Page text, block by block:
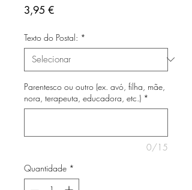
3,95 €Preço
Texto do Postal: *
Parentesco ou outro (ex. avó, filha, mãe,
nora, terapeuta, educadora, etc.) *
0/15
Quantidade *